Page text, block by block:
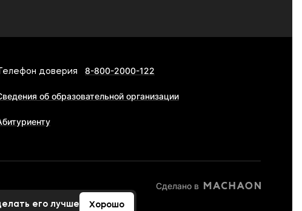
Телефон доверия 8-800-2000-122
об образовательной организации
Сделано в
его лучше Хорошо